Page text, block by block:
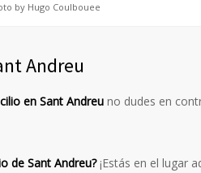
by Hugo Coulbouee
Andreu
en Sant Andreu no dudes en
de Sant Andreu?¡Estás en el lugar